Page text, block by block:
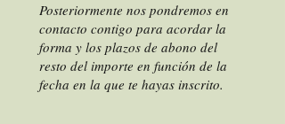
Posteriormente nos pondremos en
contacto contigo para acordar la
forma y los plazos de abono del
resto del importe en función de la
fecha en la que te hayas inscrito.